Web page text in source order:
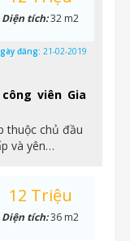
viên Gia
thuộc chủ đầu
và yên…
Diện tích:32 m2
đăng: 21-02-2019
12 Triệu
Diện tích:36 m2